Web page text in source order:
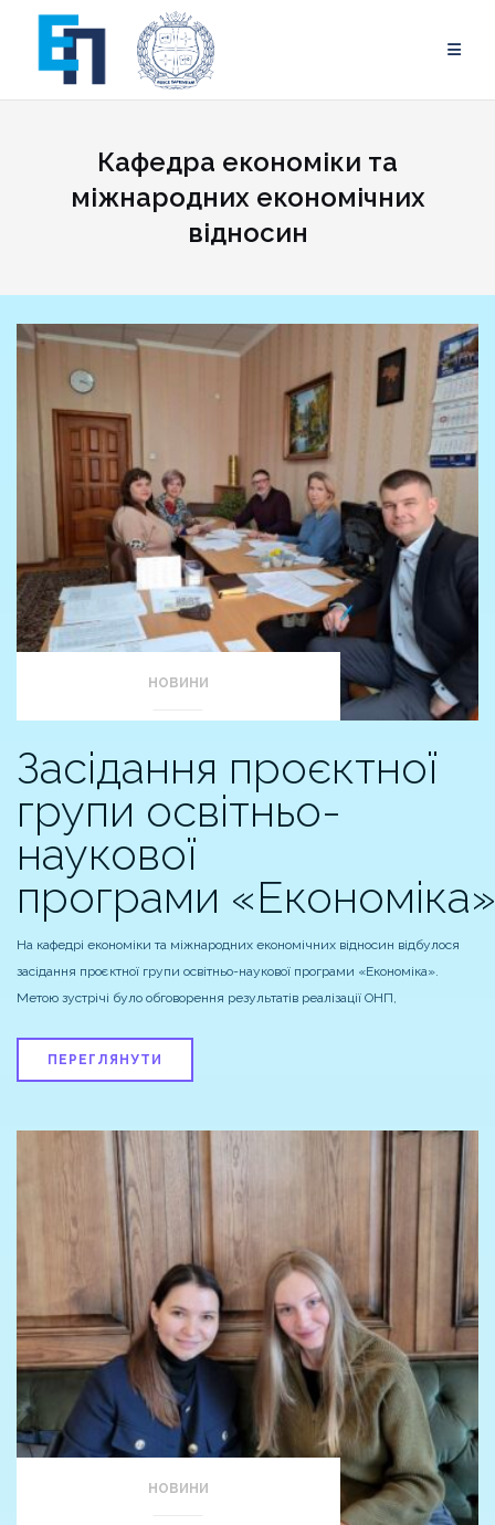
content
Кафедра економіки та
міжнародних економічних
відносин
НОВИНИ
Засідання проєктної
групи освітньо-
наукової
програми
На кафедрі економіки та міжнародних економічних відносин відбулося
засідання проєктної групи освітньо-наукової програми «Економіка».
Метою зустрічі було обговорення результатів реалізації ОНП,
ПЕРЕГЛЯНУТИ
НОВИНИ